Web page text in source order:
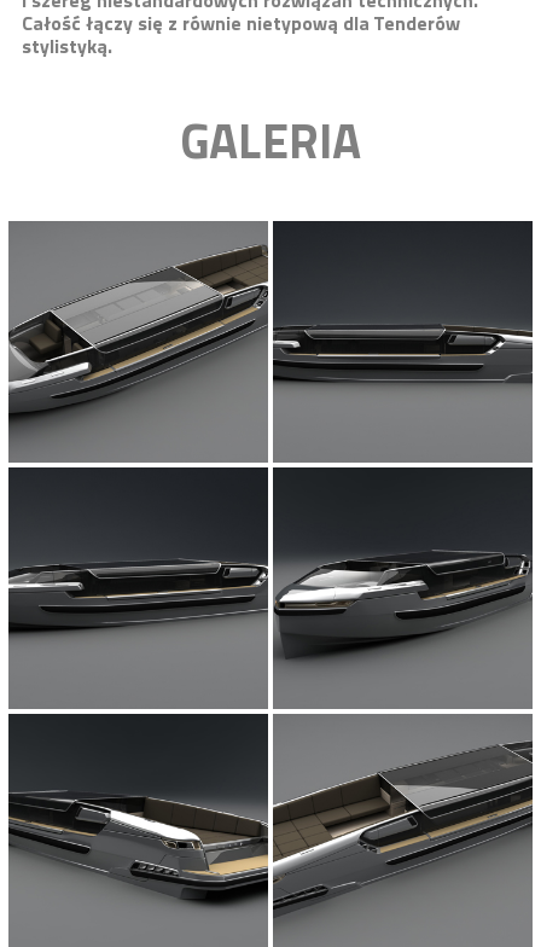
Całość łączy się z równie nietypową dla Tenderów
stylistyką.
GALERIA